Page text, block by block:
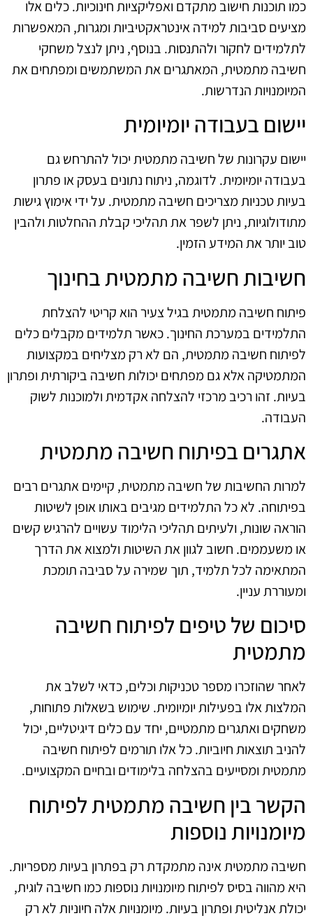
כמו תוכנות חישוב מתקדם ואפליקציות חינוכיות. כלים אלו
מציעים סביבות למידה אינטראקטיביות ומגרות, המאפשרות
לתלמידים לחקור ולהתנסות. בנוסף, ניתן לנצל משחקי
חשיבה מתמטית, המאתגרים את המשתמשים ומפתחים את
המיומנויות הנדרשות.
יישום בעבודה יומיומית
יישום עקרונות של חשיבה מתמטית יכול להתרחש גם
בעבודה יומיומית. לדוגמה, ניתוח נתונים בעסק או פתרון
בעיות טכניות מצריכים חשיבה מתמטית. על ידי אימוץ גישות
מתודולוגיות, ניתן לשפר את תהליכי קבלת ההחלטות ולהבין
טוב יותר את המידע הזמין.
חשיבות חשיבה מתמטית בחינוך
פיתוח חשיבה מתמטית בגיל צעיר הוא קריטי להצלחת
התלמידים במערכת החינוך. כאשר תלמידים מקבלים כלים
לפיתוח חשיבה מתמטית, הם לא רק מצליחים במקצועות
המתמטיקה אלא גם מפתחים יכולות חשיבה ביקורתית ופתרון
בעיות. זהו רכיב מרכזי להצלחה אקדמית ולמוכנות לשוק
העבודה.
אתגרים בפיתוח חשיבה מתמטית
למרות החשיבות של חשיבה מתמטית, קיימים אתגרים רבים
בפיתוחה. לא כל התלמידים מגיבים באותו אופן לשיטות
הוראה שונות, ולעיתים תהליכי הלימוד עשויים להרגיש קשים
או משעממים. חשוב לגוון את השיטות ולמצוא את הדרך
המתאימה לכל תלמיד, תוך שמירה על סביבה תומכת
ומעוררת עניין.
סיכום של טיפים לפיתוח חשיבה
מתמטית
לאחר שהוזכרו מספר טכניקות וכלים, כדאי לשלב את
המלצות אלו בפעילות יומיומית. שימוש בשאלות פתוחות,
משחקים ואתגרים מתמטיים, יחד עם כלים דיגיטליים, יכול
להניב תוצאות חיוביות. כל אלו תורמים לפיתוח חשיבה
מתמטית ומסייעים בהצלחה בלימודים ובחיים המקצועיים.
הקשר בין חשיבה מתמטית לפיתוח
מיומנויות נוספות
חשיבה מתמטית אינה מתמקדת רק בפתרון בעיות מספריות.
היא מהווה בסיס לפיתוח מיומנויות נוספות כמו חשיבה לוגית,
יכולת אנליטית ופתרון בעיות. מיומנויות אלה חיוניות לא רק